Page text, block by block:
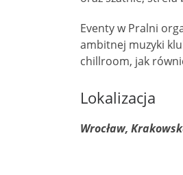
Eventy w Pralni
ambitnej muzyki
chillroom, jak
Lokalizacja
Wrocław,